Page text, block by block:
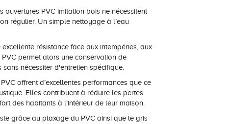
ouvertures PVC imitation bois ne nécessitent
régulier. Un simple nettoyage à l’eau
résistance face aux intempéries, aux
permet alors une conservation de
nécessiter d'entretien spécifique.
offrent d’excellentes performances que ce
Elles contribuent à réduire les pertes
des habitants à l’intérieur de leur maison.
grâce au plaxage du PVC ainsi que le gris